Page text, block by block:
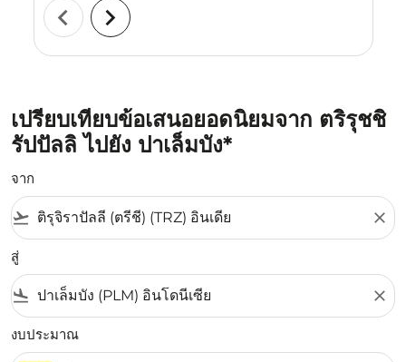
chevron_left chevron_right
เปรียบเทียบข้อเสนอยอดนิยมจาก ตริรุชชิ
รัปปัลลิ ไปยัง ปาเล็มบัง*
จาก
flight_takeoff close
สู่
flight_land close
งบประมาณ